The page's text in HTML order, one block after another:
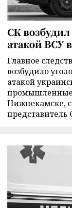
СК возбудил
атакой ВСУ
Главное
возбудило
атакой
промышленные
Нижнекамске,
представитель